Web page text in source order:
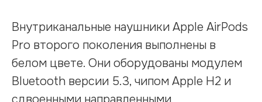
Внутриканальные наушники Apple AirPods
Pro второго поколения выполнены в
белом цвете. Они оборудованы модулем
Bluetooth версии 5.3, чипом Apple H2 и